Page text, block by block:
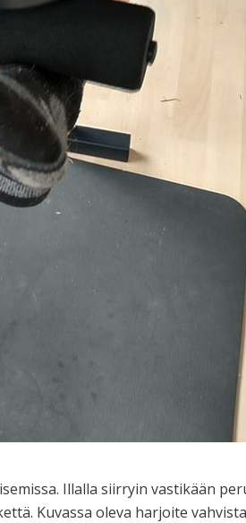
Illalla siirryin vastikään
Kuvassa oleva harjoite